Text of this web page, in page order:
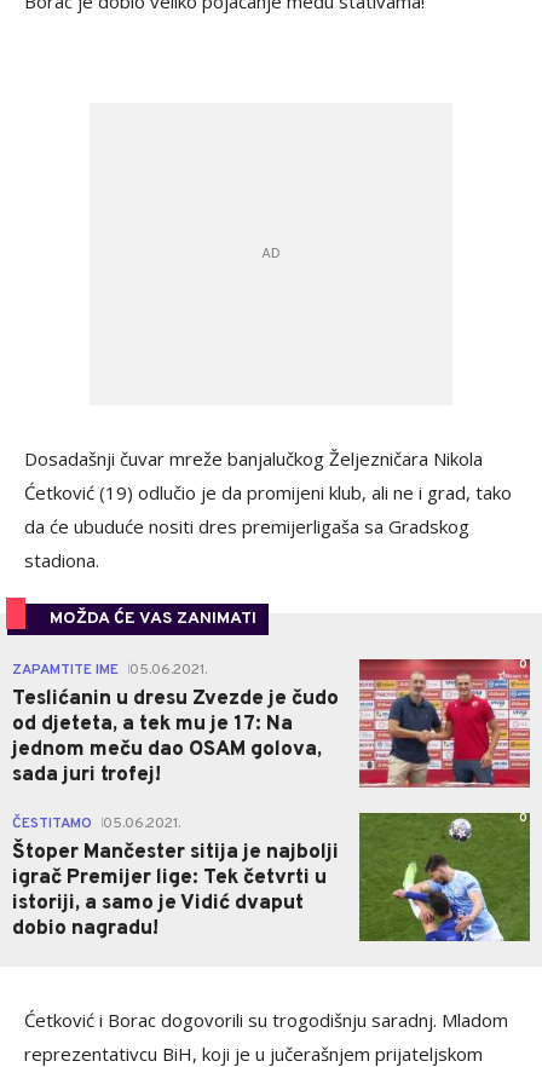
Dosadašnji čuvar mreže banjalučkog Željezničara Nikola
Ćetković (19) odlučio je da promijeni klub, ali ne i grad, tako
da će ubuduće nositi dres premijerligaša sa Gradskog
stadiona.
MOŽDA ĆE VAS ZANIMATI
ZAPAMTITE IME 05.06.2021.
Teslićanin u dresu Zvezde je čudo
od djeteta, a tek mu je 17: Na
jednom meču dao OSAM golova,
sada juri trofej!
0
ČESTITAMO 05.06.2021.
Štoper Mančester sitija je najbolji
igrač Premijer lige: Tek četvrti u
istoriji, a samo je Vidić dvaput
dobio nagradu!
0
Ćetković i Borac dogovorili su trogodišnju saradnj. Mladom
reprezentativcu BiH, koji je u jučerašnjem prijateljskom